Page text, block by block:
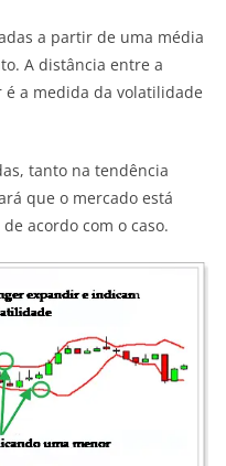
a partir de uma média
A distância entre a
a medida da volatilidade
tanto na tendência
que o mercado está
acordo com o caso.